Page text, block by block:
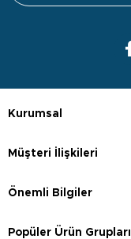
Kurumsal
Müşteri İlişkileri
Önemli Bilgiler
Popüler Ürün Grupları